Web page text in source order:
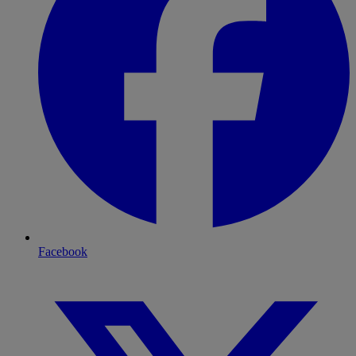
Facebook